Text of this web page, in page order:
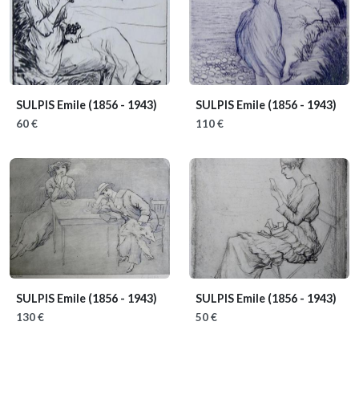
SULPIS Emile (1856 - 1943)
60 €
SULPIS Emile (1856 - 1943)
110 €
SULPIS Emile (1856 - 1943)
130 €
SULPIS Emile (1856 - 1943)
50 €